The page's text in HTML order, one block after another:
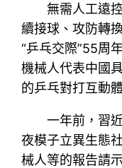
無需人工遠
續接球、攻防轉
“乒乓交際”55周
機械人代表中國
的乒乓對打互動
一年前，習
夜模子立異生態
械人等的報告請